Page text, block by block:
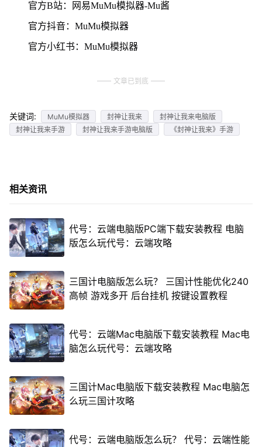
官方B站：网易MuMu模拟器-Mu酱
官方抖音：MuMu模拟器
官方小红书：MuMu模拟器
文章已到底
关键词: MuMu模拟器 封神让我来
封神让我来电脑版
封神让我来手游
封神让我来手游电脑版 《封神让我来》手游
相关资讯
代号：云端电脑版PC端下载安装教程 电脑
版怎么玩代号：云端攻略
三国计电脑版怎么玩？ 三国计性能优化240
高帧 游戏多开 后台挂机 按键设置教程
代号：云端Mac电脑版下载安装教程 Mac电
脑怎么玩代号：云端攻略
三国计Mac电脑版下载安装教程 Mac电脑怎
么玩三国计攻略
代号：云端电脑版怎么玩？ 代号：云端性能